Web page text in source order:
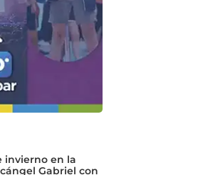
invierno en la
Gabriel con